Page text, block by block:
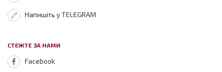
Напишіть у TELEGRAM
СТЕЖТЕ ЗА НАМИ
Facebook